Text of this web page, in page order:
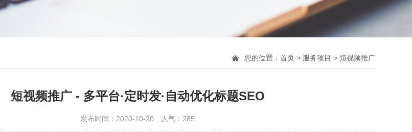
您的位置： 首页 > 服务项目 > 短视频推广
短视频推广 - 多平台·定时发·自动优化标题SEO
发布时间：2020-10-20 人气： 285